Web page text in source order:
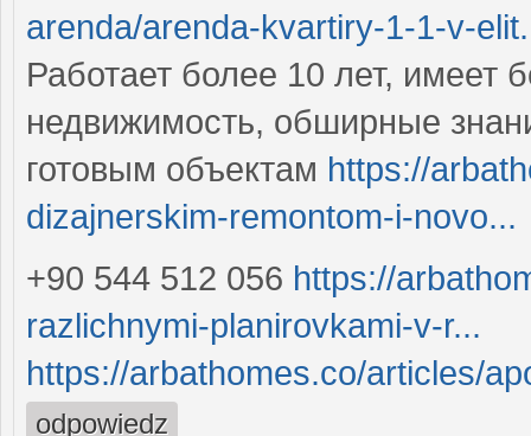
arenda/arenda-kvartiry-1-1-v-
Работает более 10 лет, имеет
недвижимость, обширные
готовым объектам https://
dizajnerskim-remontom-i-novo...
+90 544 512 056 https://
razlichnymi-planirovkami-v-r...
https://arbathomes.co/articles/
odpowiedz